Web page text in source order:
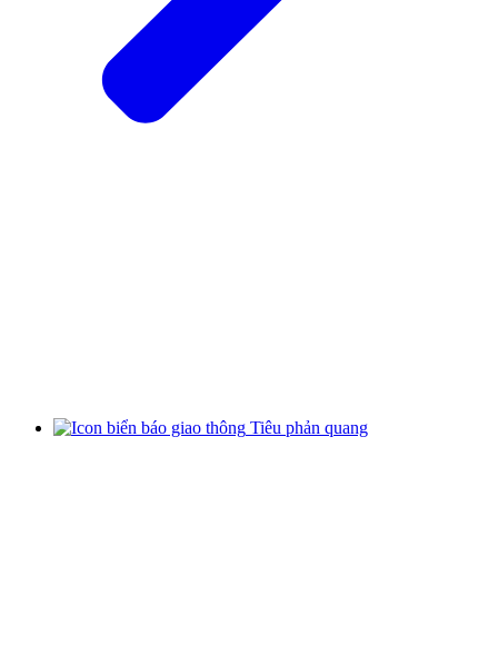
Tiêu phản quang